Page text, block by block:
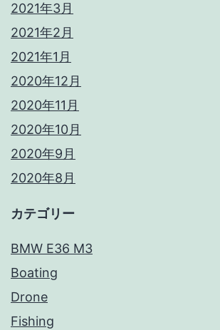
2021年3月
2021年2月
2021年1月
2020年12月
2020年11月
2020年10月
2020年9月
2020年8月
カテゴリー
BMW E36 M3
Boating
Drone
Fishing